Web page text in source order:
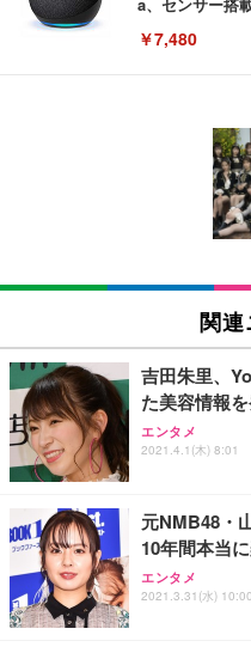
￥7,480
[EdoErgo] オ
い 跳ね上げ式
キング pc 事
ン樹脂ベース
(黒網+黒枠+黒
SIHOO B100
ュチェア 人間
￥27,999
Sezlife オフィ
ワーク チェア
能 人間工学 椅
ョン PCチェ
務用 おしゃれ
Sezlife オフィ
ワーク チェア
能 人間工学 椅
EIZO ビジネ
EV3240X-WT
￥105,595
EIZO ビジネス
￥109,572
【純正品】27"
フック付き（
【整備済み品
ー フルHD（
ort/VGA スピー
Amazonベー
回使い捨て 無
Amazonベーシ
x2袋(84枚) ホ
￥3,234
ネオ・ルーラ
り 単品
Smart Basic(
限定】 Smart
超厚型 お徳用
関連
吉田朱里、
た美容情報を
エンタメ
2021.4.1(木) 8:01
元NMB48・
10年間本当
エンタメ
2021.3.31(水) 10:00